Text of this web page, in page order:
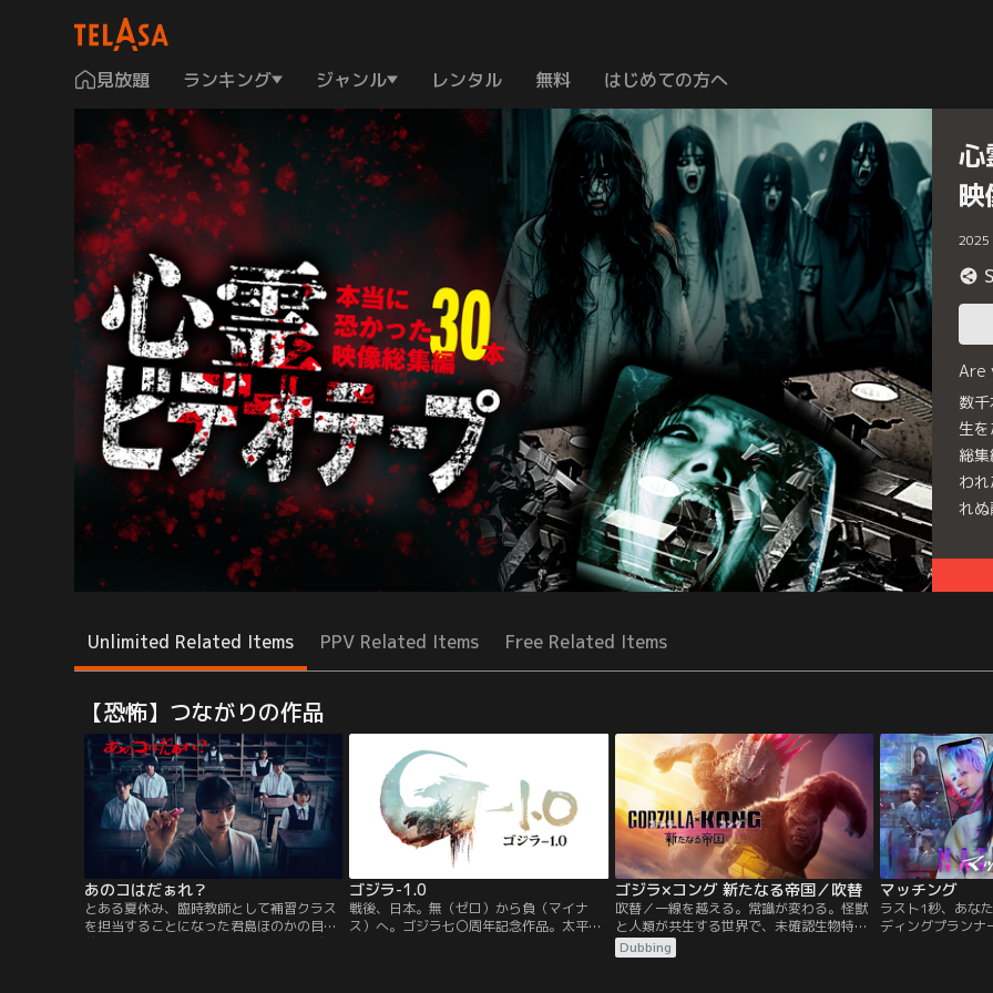
見放題 ランキング ジャンル レンタル 無料 はじめての方へ
心
2025
Are
数
生
総
わ
れ
Unlimited Related Items PPV Related Items Free Related Items
【恐怖】つながりの作品
あのコはだぁれ？
とある夏休み、臨時教師として補習クラス
を担当することになった君島ほのかの目の
前で、ある女子生徒が突如屋上から飛び降
ゴジラ-1.0
戦後、日本。無（ゼロ）から負（マイナ
ス）へ。ゴジラ七〇周年記念作品。太平洋
ゴジラ×コング 新たなる帝国／吹替
吹替／一線を越える。常識が変わる。怪獣
と人類が共生する世界で、未確認生物特務
機関：モナークが察知した異常なシグナ
ル。交錯する＜地上世界／ゴジラテリトリ
Dubbing
マッチング
ラスト1秒、あな
ディングプランナ